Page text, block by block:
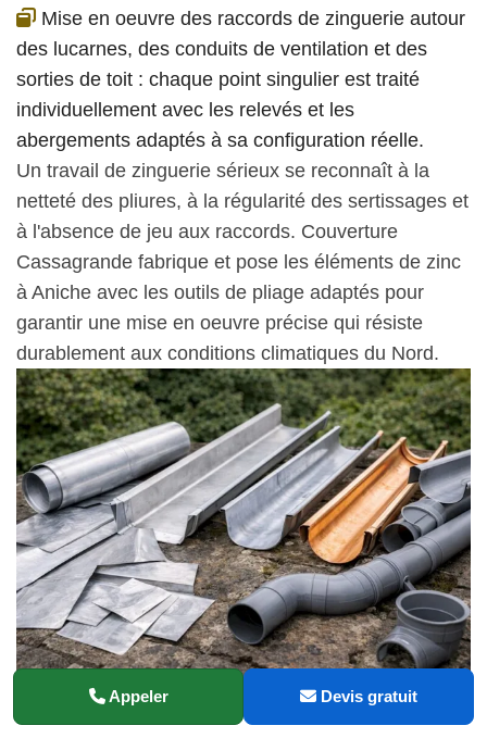
Mise en oeuvre des raccords de zinguerie autour
des lucarnes, des conduits de ventilation et des
sorties de toit : chaque point singulier est traité
individuellement avec les relevés et les
abergements adaptés à sa configuration réelle.
Un travail de zinguerie sérieux se reconnaît à la
netteté des pliures, à la régularité des sertissages et
à l'absence de jeu aux raccords. Couverture
Cassagrande fabrique et pose les éléments de zinc
à Aniche avec les outils de pliage adaptés pour
garantir une mise en oeuvre précise qui résiste
durablement aux conditions climatiques du Nord.
Appeler Devis gratuit